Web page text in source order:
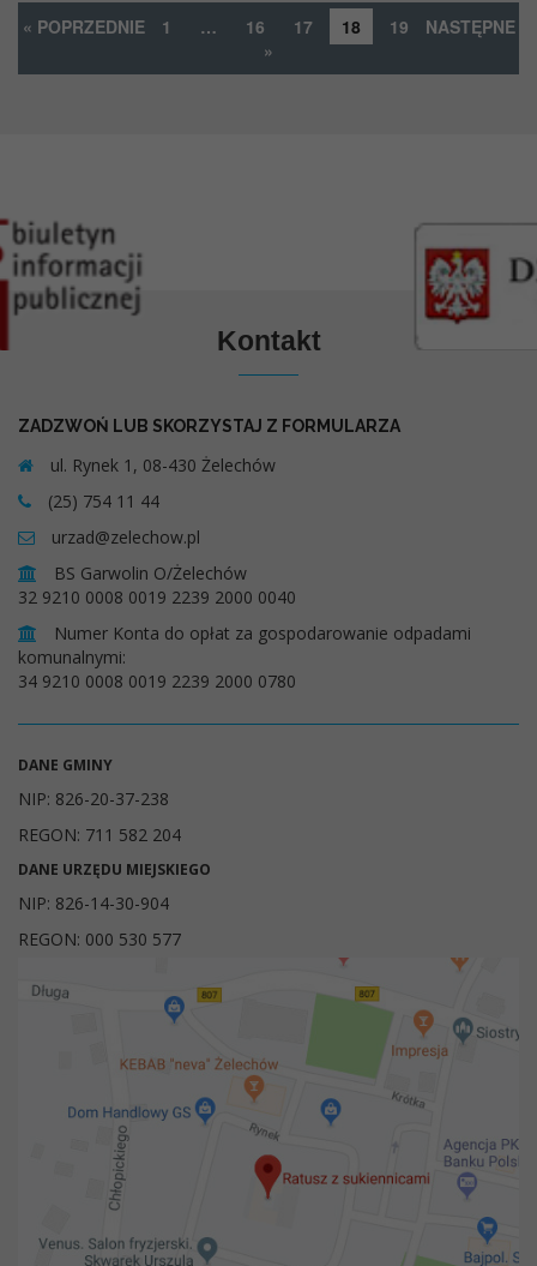
« POPRZEDNIE 1 … 16 17 18 19
NASTĘPNE
»
Kontakt
ZADZWOŃ LUB SKORZYSTAJ Z FORMULARZA
ul. Rynek 1, 08-430 Żelechów
(25) 754 11 44
urzad@zelechow.pl
BS Garwolin O/Żelechów
32 9210 0008 0019 2239 2000 0040
Numer Konta do opłat za gospodarowanie odpadami
komunalnymi:
34 9210 0008 0019 2239 2000 0780
DANE GMINY
NIP: 826-20-37-238
REGON: 711 582 204
DANE URZĘDU MIEJSKIEGO
NIP: 826-14-30-904
REGON: 000 530 577